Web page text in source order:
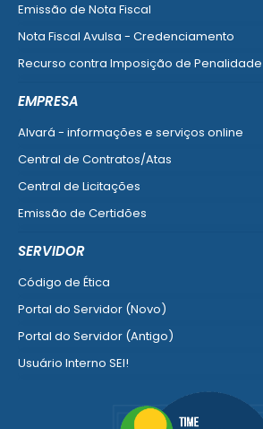
Emissão de Nota Fiscal
Nota Fiscal Avulsa - Credenciamento
Recurso contra Imposição de Penalidade
EMPRESA
Alvará - informações e serviços online
Central de Contratos/Atas
Central de Licitações
Emissão de Certidões
SERVIDOR
Código de Ética
Portal do Servidor (Novo)
Portal do Servidor (Antigo)
Usuário Interno SEI!